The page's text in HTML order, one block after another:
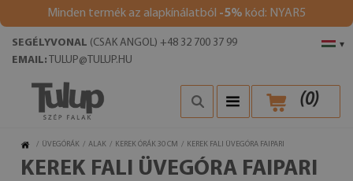
Minden termék az alapkínálatból -5% kód: NYAR5
▾
SEGÉLYVONAL (CSAK ANGOL) +48 32 700 37 99
EMAIL: TULUP@TULUP.HU
(0)
/ ÜVEGÓRÁK / ALAK / KEREK ÓRÁK 30 CM / KEREK FALI ÜVEGÓRA FAIPARI
KEREK FALI ÜVEGÓRA FAIPARI